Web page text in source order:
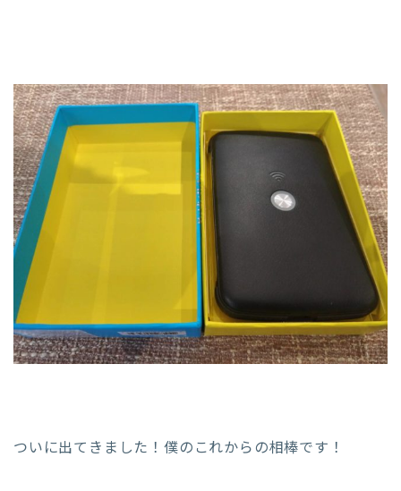
ついに出てきました！僕のこれからの相棒です！